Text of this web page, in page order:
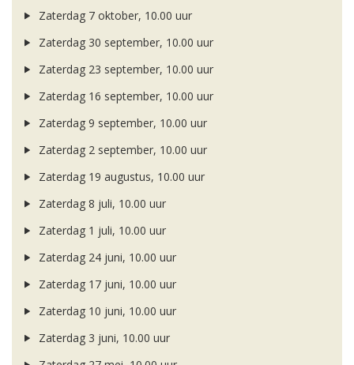
Zaterdag 7 oktober, 10.00 uur
Zaterdag 30 september, 10.00 uur
Zaterdag 23 september, 10.00 uur
Zaterdag 16 september, 10.00 uur
Zaterdag 9 september, 10.00 uur
Zaterdag 2 september, 10.00 uur
Zaterdag 19 augustus, 10.00 uur
Zaterdag 8 juli, 10.00 uur
Zaterdag 1 juli, 10.00 uur
Zaterdag 24 juni, 10.00 uur
Zaterdag 17 juni, 10.00 uur
Zaterdag 10 juni, 10.00 uur
Zaterdag 3 juni, 10.00 uur